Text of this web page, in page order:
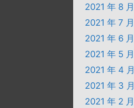
2021 年 8 月
2021 年 7 月
2021 年 6 月
2021 年 5 月
2021 年 4 月
2021 年 3 月
2021 年 2 月